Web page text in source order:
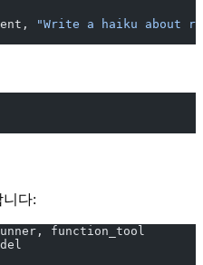
"Write a haiku about
다:
function_tool